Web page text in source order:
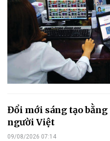
Đổi mới sáng tạo
người Việt
09/08/2026 07:14